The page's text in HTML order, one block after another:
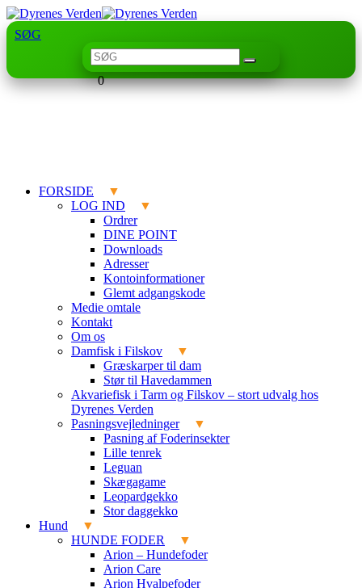
SØG
0
FORSIDE
LOG IND
Ordrer
DINE POINT
Downloads
Adresser
Kontoinformationer
Glemt adgangskode
Medie omtale
Kontakt
Om os
Damfisk i Filskov
Græskarper til dam
Stør til Havedammen
Akvariefisk i Tarm og Filskov – stort udvalg hos
Dyrenes Verden
Pasningsvejledninger
Pasning af Foderinsekter
Lille tenrek
Leguan
Skægagame
Leopardgekko
Stor daggekko
Hund
HUNDE FODER
Arion – Hundefoder
Arion Care
Arion Hvalpefoder